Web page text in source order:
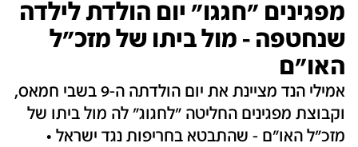
מפגינים "חגגו" יום הולדת לילדה
שנחטפה - מול ביתו של מזכ"ל
האו"ם
אמילי הנד מציינת את יום הולדתה ה-9 בשבי חמאס,
וקבוצת מפגינים החליטה "לחגוג" לה מול ביתו של
מזכ"ל האו"ם - שהתבטא בחריפות נגד ישראל •